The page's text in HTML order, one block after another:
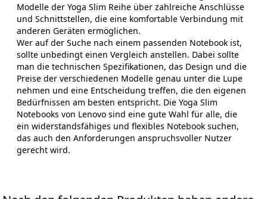
Modelle der Yoga Slim Reihe über zahlreiche Anschlüsse
und Schnittstellen, die eine komfortable Verbindung mit
anderen Geräten ermöglichen.
Wer auf der Suche nach einem passenden Notebook ist,
sollte unbedingt einen Vergleich anstellen. Dabei sollte
man die technischen Spezifikationen, das Design und die
Preise der verschiedenen Modelle genau unter die Lupe
nehmen und eine Entscheidung treffen, die den eigenen
Bedürfnissen am besten entspricht. Die Yoga Slim
Notebooks von Lenovo sind eine gute Wahl für alle, die
ein widerstandsfähiges und flexibles Notebook suchen,
das auch den Anforderungen anspruchsvoller Nutzer
gerecht wird.